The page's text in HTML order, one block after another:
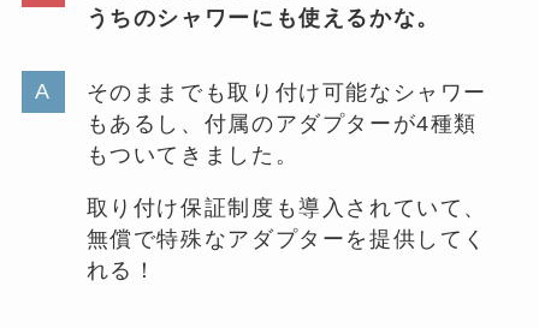
うちのシャワーにも使えるかな。
そのままでも取り付け可能なシャワー
もあるし、付属のアダプターが4種類
もついてきました。
取り付け保証制度も導入されていて、
無償で特殊なアダプターを提供してく
れる！